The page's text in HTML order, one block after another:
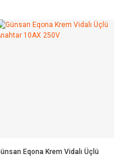
Eqona Krem Vidalı Üçlü